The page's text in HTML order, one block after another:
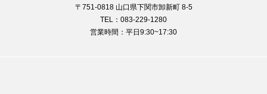
〒751-0818 山口県下関市卸新町 8-5
TEL：083-229-1280
営業時間：平日9:30~17:30